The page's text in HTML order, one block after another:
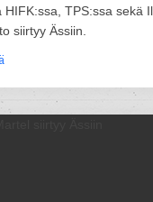
HIFK:ssa, TPS:ssa sekä
siirtyy Ässiin.